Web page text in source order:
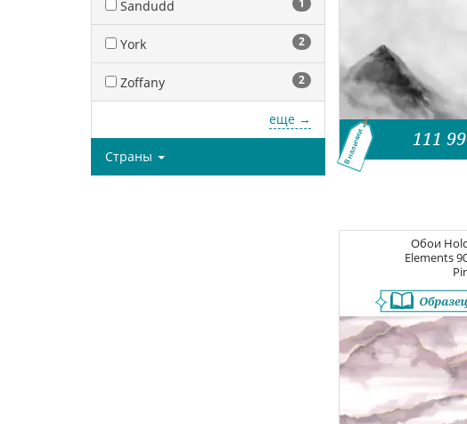
Sandudd
York 2
Zoffany 2
еще →
Страны
111
В наличии
Обои
Elements